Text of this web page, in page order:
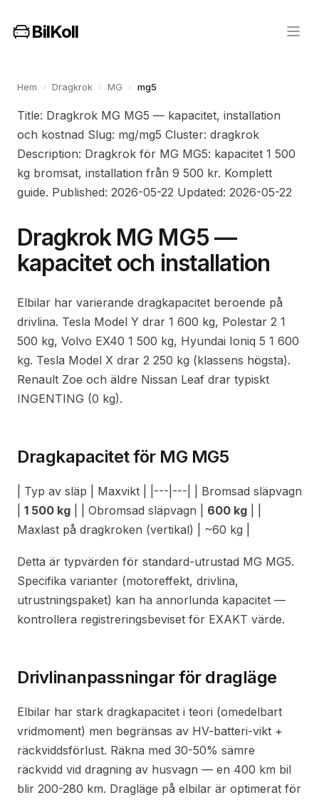
BilKoll
Hem › Dragkrok › MG › mg5
Title: Dragkrok MG MG5 — kapacitet, installation
och kostnad Slug: mg/mg5 Cluster: dragkrok
Description: Dragkrok för MG MG5: kapacitet 1 500
kg bromsat, installation från 9 500 kr. Komplett
guide. Published: 2026-05-22 Updated: 2026-05-22
Dragkrok MG MG5 —
kapacitet och installation
Elbilar har varierande dragkapacitet beroende på
drivlina. Tesla Model Y drar 1 600 kg, Polestar 2 1
500 kg, Volvo EX40 1 500 kg, Hyundai Ioniq 5 1 600
kg. Tesla Model X drar 2 250 kg (klassens högsta).
Renault Zoe och äldre Nissan Leaf drar typiskt
INGENTING (0 kg).
Dragkapacitet för MG MG5
| Typ av släp | Maxvikt | |---|---| | Bromsad släpvagn
1 500 kg | | Obromsad släpvagn | 600 kg
Maxlast på dragkroken (vertikal) | ~60 kg |
Detta är typvärden för standard-utrustad MG MG5.
Specifika varianter (motoreffekt, drivlina,
utrustningspaket) kan ha annorlunda kapacitet —
kontrollera registreringsbeviset för EXAKT värde.
Drivlinanpassningar för dragläge
Elbilar har stark dragkapacitet i teori (omedelbart
vridmoment) men begränsas av HV-batteri-vikt +
räckviddsförlust. Räkna med 30-50% sämre
räckvidd vid dragning av husvagn — en 400 km bil
blir 200-280 km. Dragläge på elbilar är optimerat för